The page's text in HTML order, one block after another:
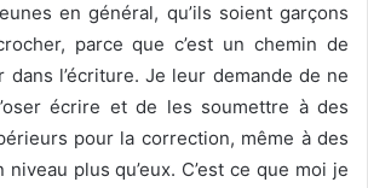
en général, qu’ils soient garçons
parce que c’est un chemin de
dans l’écriture. Je leur demande de ne
écrire et de les soumettre à des
pour la correction, même à des
plus qu’eux. C’est ce que moi je